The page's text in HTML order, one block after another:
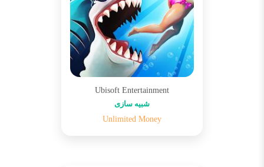
Ubisoft Entertainment
شبیه سازی
Unlimited Money